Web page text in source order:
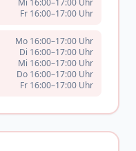
Mi 16:00–17:00 Uhr
Fr 16:00–17:00 Uhr
Mo 16:00–17:00 Uhr
Di 16:00–17:00 Uhr
Mi 16:00–17:00 Uhr
Do 16:00–17:00 Uhr
Fr 16:00–17:00 Uhr